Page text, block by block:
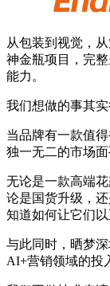
从包装到视觉，
神金瓶项目，完
能力。
我们想做的事其实
当品牌有一款值
独一无二的市场面
无论是一款高端
论是国货升级，
知道如何让它们以
与此同时，晒梦
AI+营销领域的投